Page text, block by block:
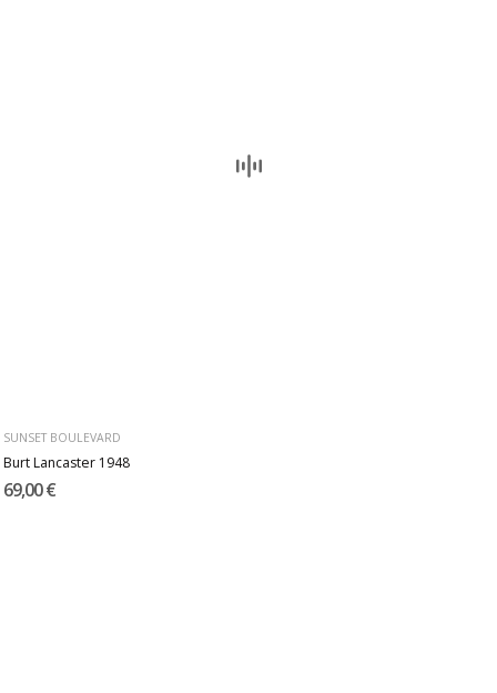
SUNSET BOULEVARD
Burt Lancaster 1948
69,00 €